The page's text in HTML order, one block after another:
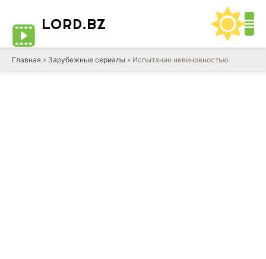
LORD.BZ
Главная » Зарубежные сериалы » Испытание невиновностью